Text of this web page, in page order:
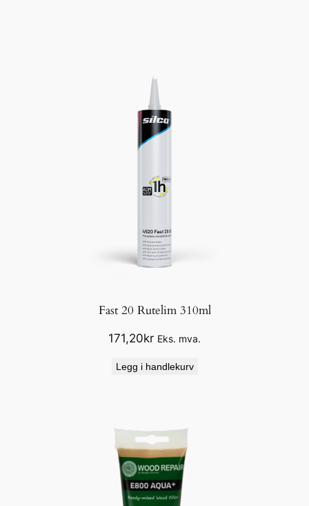
Fast 20 Rutelim 310ml
171,20kr Eks. mva.
Legg i handlekurv